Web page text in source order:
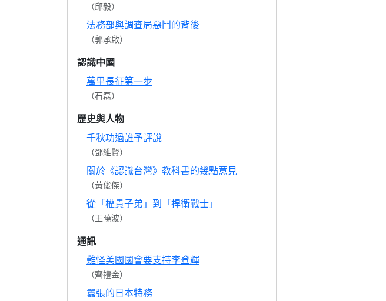
（邱毅）
法務部與調查局惡鬥的背後
（郭承啟）
認識中國
萬里長征第一步
（石磊）
歷史與人物
千秋功過誰予評說
（鄧維賢）
關於《認識台灣》教科書的幾點意見
（黃俊傑）
從「權貴子弟」到「捍衛戰士」
（王曉波）
通訊
難怪美國國會要支持李登輝
（齊禮金）
囂張的日本特務